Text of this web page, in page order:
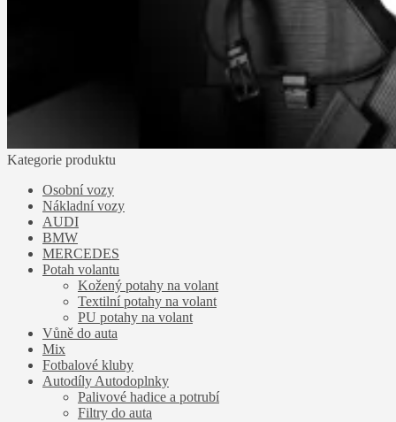
Kategorie produktu
Osobní vozy
Nákladní vozy
AUDI
BMW
MERCEDES
Potah volantu
Kožený potahy na volant
Textilní potahy na volant
PU potahy na volant
Vůně do auta
Mix
Fotbalové kluby
Autodíly Autodoplnky
Palivové hadice a potrubí
Filtry do auta